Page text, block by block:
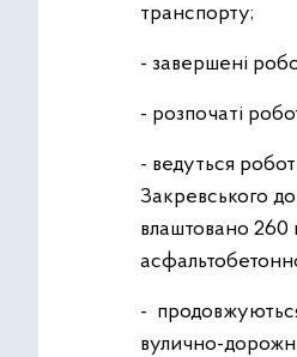
транспорту;
- завершені
- розпочаті
- ведуться
Закревського
влаштовано 260
-
вулично-